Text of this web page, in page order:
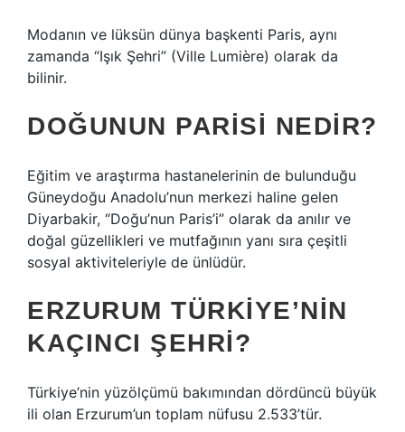
Modanın ve lüksün dünya başkenti Paris, aynı
zamanda “Işık Şehri” (Ville Lumière) olarak da
bilinir.
DOĞUNUN PARISI NEDIR?
Eğitim ve araştırma hastanelerinin de bulunduğu
Güneydoğu Anadolu’nun merkezi haline gelen
Diyarbakir, “Doğu’nun Paris’i” olarak da anılır ve
doğal güzellikleri ve mutfağının yanı sıra çeşitli
sosyal aktiviteleriyle de ünlüdür.
ERZURUM TÜRKIYE’NIN
KAÇINCI ŞEHRI?
Türkiye’nin yüzölçümü bakımından dördüncü büyük
ili olan Erzurum’un toplam nüfusu 2.533’tür.